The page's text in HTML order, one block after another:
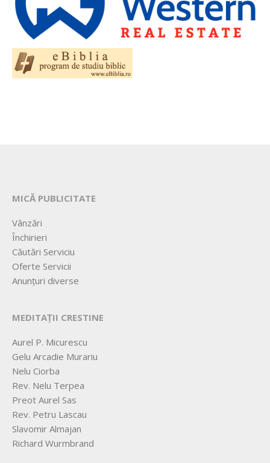
MICĂ PUBLICITATE
Vânzări
Închirieri
Căutări Serviciu
Oferte Servicii
Anunțuri diverse
MEDITAȚII CRESTINE
Aurel P. Micurescu
Gelu Arcadie Murariu
Nelu Ciorba
Rev. Nelu Terpea
Preot Aurel Sas
Rev. Petru Lascau
Slavomir Almajan
Richard Wurmbrand